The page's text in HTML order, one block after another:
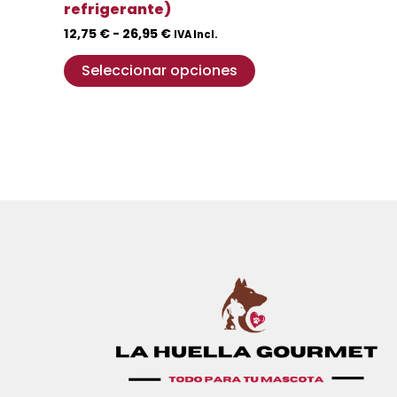
refrigerante)
12,75 € - 26,95 € IVA Incl.
Seleccionar opciones